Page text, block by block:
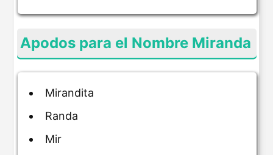
Apodos para el Nombre Miranda
Mirandita
Randa
Mir